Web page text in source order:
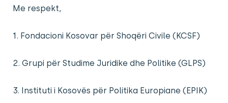
Me respekt,
1. Fondacioni Kosovar për Shoqëri Civile (KCSF)
2. Grupi për Studime Juridike dhe Politike (GLPS)
3. Instituti i Kosovës për Politika Europiane (EPIK)